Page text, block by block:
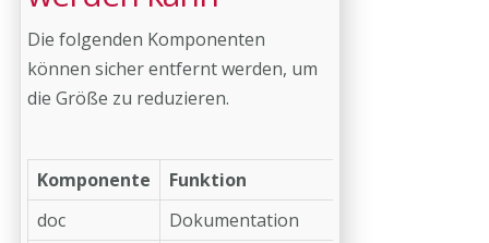
Die folgenden Komponenten
können sicher entfernt werden, um
die Größe zu reduzieren.
Komponente
Funktion
doc
Dokumentation